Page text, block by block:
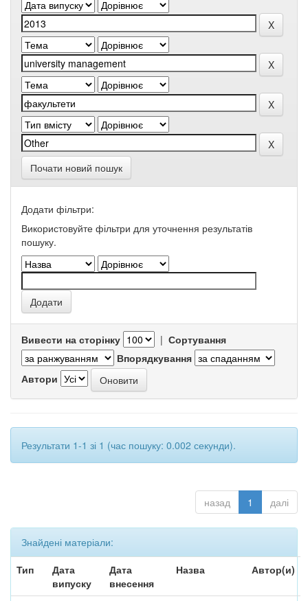
Почати новий пошук
Додати фільтри:
Використовуйте фільтри для уточнення результатів
пошуку.
Вивести на сторінку | Сортування
Впорядкування
Автори
Результати 1-1 зі 1 (час пошуку: 0.002 секунди).
назад 1 далі
Знайдені матеріали:
Тип
Дата
випуску
Дата
внесення
Назва Автор(и)